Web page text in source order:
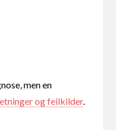
men en
og feilkilder.